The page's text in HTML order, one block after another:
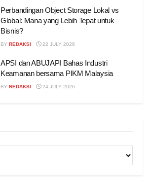
Perbandingan Object Storage Lokal vs
Global: Mana yang Lebih Tepat untuk
Bisnis?
BY REDAKSI 22 JULY 2026
APSI dan ABUJAPI Bahas Industri
Keamanan bersama PIKM Malaysia
BY REDAKSI 24 JULY 2026